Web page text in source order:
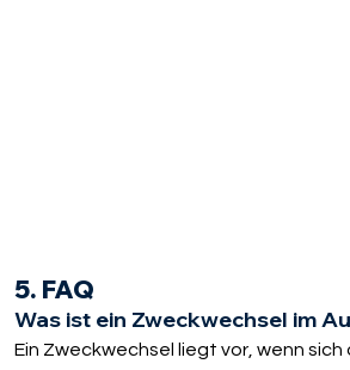
5. FAQ
Was ist ein Zweckwechsel im
Ein Zweckwechsel liegt vor, wenn sich